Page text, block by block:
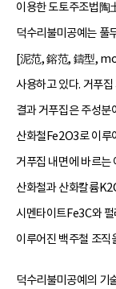
이용한 도토주조법陶
덕수리불미공예는 풀
[泥范, 鎔范, 鑄型,
사용하고 있다. 거푸
결과 거푸집은 주성
산화철Fe2O3로 이루
거푸집 내면에 바르는
산화철과 산화칼륨
시멘타이트Fe3C와
이루어진 백주철 조직
덕수리불미공예의 기